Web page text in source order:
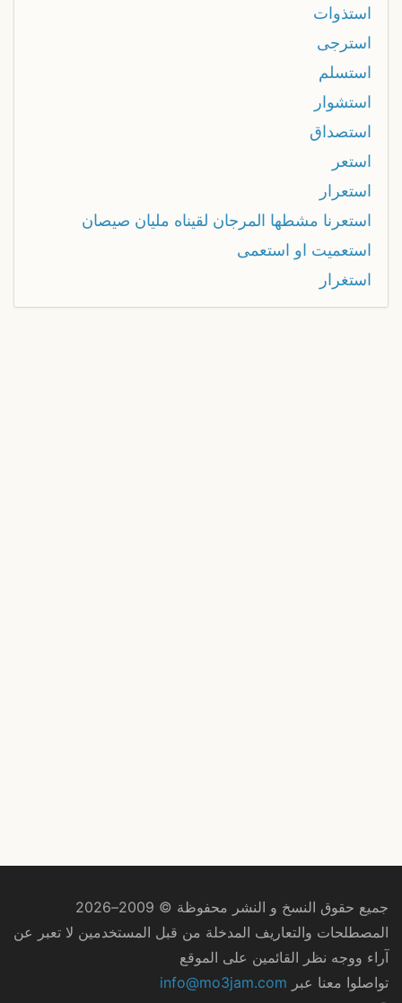
استذوات
استرجى
استسلم
استشوار
استصداق
استعر
استعرار
استعرنا مشطها المرجان لقيناه مليان صيصان
استعميت او استعمى
استغرار
جميع حقوق النسخ و النشر محفوظة © 2009–2026
المصطلحات والتعاريف المدخلة من قبل المستخدمين لا تعبر عن
آراء ووجه نظر القائمين على الموقع
تواصلوا معنا عبر info@mo3jam.com